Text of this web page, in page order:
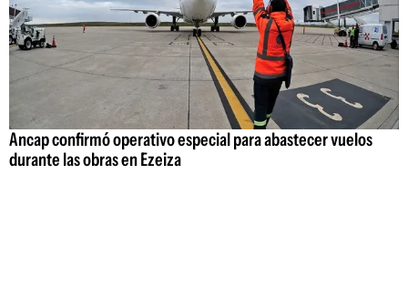
Ancap confirmó operativo especial para abastecer vuelos
durante las obras en Ezeiza